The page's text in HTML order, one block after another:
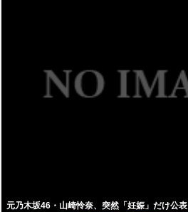
元乃木坂46・山崎怜奈、突然「妊娠」だけ公